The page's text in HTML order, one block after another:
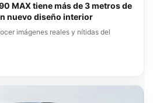
MAX tiene más de 3 metros de
nuevo diseño interior
imágenes reales y nítidas del